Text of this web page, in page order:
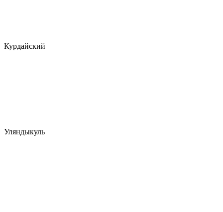
Курдайский
Уляндыкуль